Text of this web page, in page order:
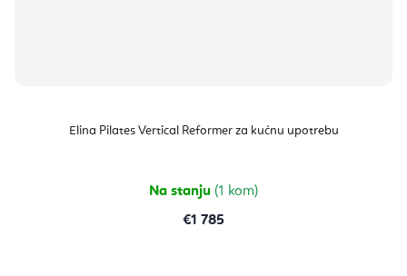
Elina Pilates Vertical Reformer za kućnu upotrebu
Na stanju (1 kom)
€1 785